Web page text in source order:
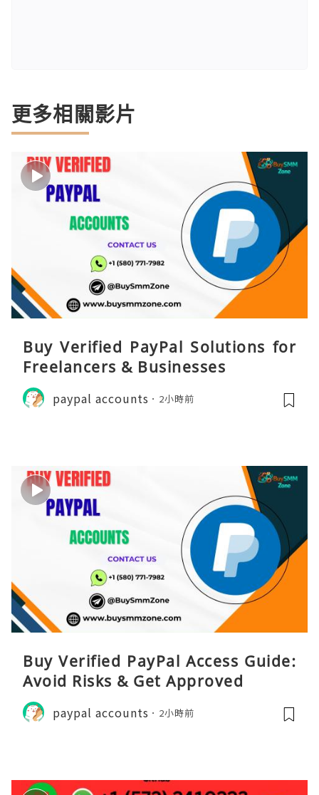
更多相關影片
Buy Verified PayPal Solutions for
Freelancers & Businesses
paypal accounts 2小時前
Buy Verified PayPal Access Guide:
Avoid Risks & Get Approved
paypal accounts 2小時前